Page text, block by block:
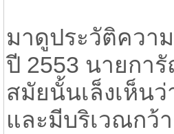
มาดูประวัติควา
ปี 2553 นายกา
สมัยนั้นเล็งเห็
และมีบริเวณกว้